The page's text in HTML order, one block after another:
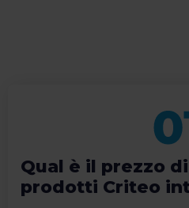
Qual è il prezzo
prodotti Criteo